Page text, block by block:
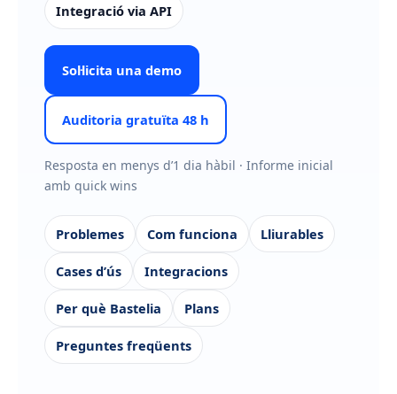
Integració via API
Sol·licita una demo
Auditoria gratuïta 48 h
Resposta en menys d’1 dia hàbil · Informe inicial
amb quick wins
Problemes Com funciona Lliurables
Cases d’ús Integracions
Per què Bastelia Plans
Preguntes freqüents